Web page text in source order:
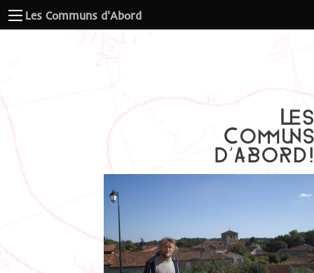
Les Communs d'Abord